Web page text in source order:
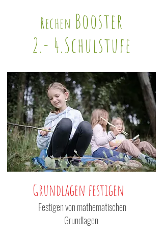
Rechen Booster
2.- 4.Schulstufe
Grundlagen festigen
Festigen von mathematischen
Grundlagen